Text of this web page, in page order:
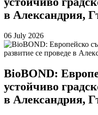
в Александрия,
06 July 2026
BioBOND:
устойчиво
в Александрия,